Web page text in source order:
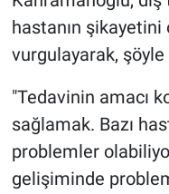
hastanın
vurgulayarak,
"Tedavinin amacı
sağlamak. Bazı
problemler
gelişiminde